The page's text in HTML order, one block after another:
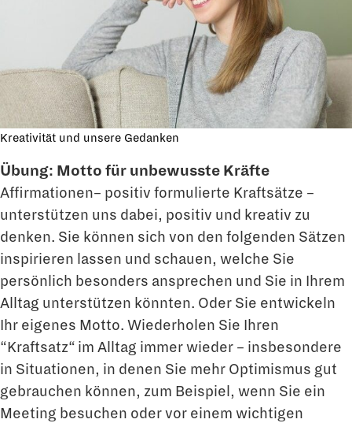
Kreativität und unsere Gedanken
Übung: Motto für unbewusste Kräfte
Affirmationen– positiv formulierte Kraftsätze –
unterstützen uns dabei, positiv und kreativ zu
denken. Sie können sich von den folgenden Sätzen
inspirieren lassen und schauen, welche Sie
persönlich besonders ansprechen und Sie in Ihrem
Alltag unterstützen könnten. Oder Sie entwickeln
Ihr eigenes Motto. Wiederholen Sie Ihren
“Kraftsatz“ im Alltag immer wieder – insbesondere
in Situationen, in denen Sie mehr Optimismus gut
gebrauchen können, zum Beispiel, wenn Sie ein
Meeting besuchen oder vor einem wichtigen